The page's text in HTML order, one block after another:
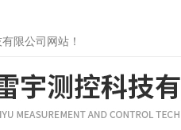
限公司网站！